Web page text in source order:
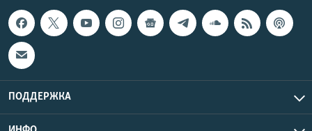
ПОДДЕРЖКА